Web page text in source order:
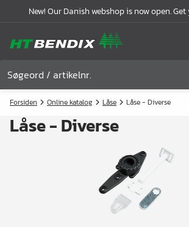
New! Our Danish webshop is now open.
Forsiden Online katalog Låse Låse - Diverse
Låse - Diverse